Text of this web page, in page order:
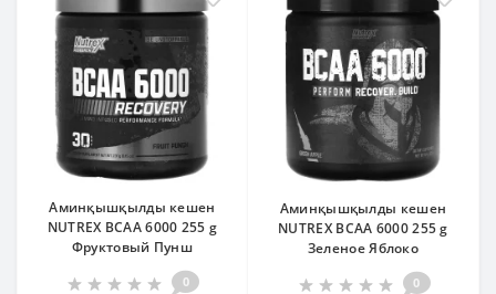
Аминқышқылды кешен
NUTREX BCAA 6000 255 g
Фруктовый Пунш
0
Аминқышқылды кешен
NUTREX BCAA 6000 255 g
Зеленое Яблоко
0